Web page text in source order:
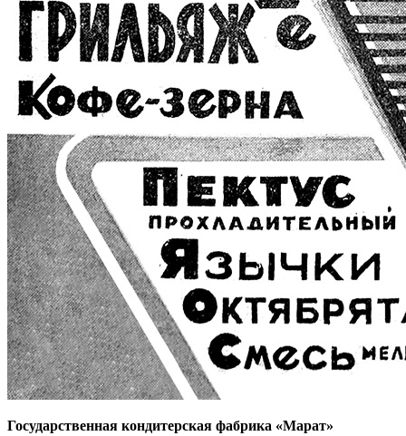
Государственная кондитерская фабрика «Марат»